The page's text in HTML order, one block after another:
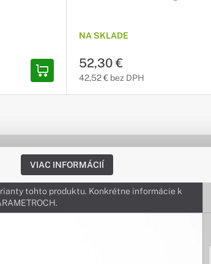
NA SKLADE
52,30 €
42,52 € bez DPH
VIAC INFORMÁCIÍ
tohto produktu. Konkrétne informácie k